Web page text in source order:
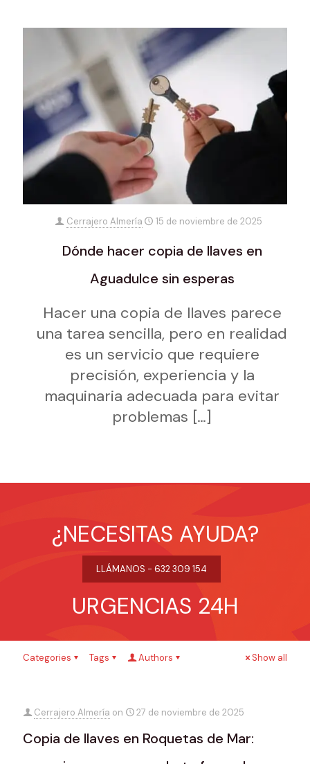
Cerrajero Almería 15 de noviembre de 2025
Dónde hacer copia de llaves en
Aguadulce sin esperas
Hacer una copia de llaves parece
una tarea sencilla, pero en realidad
es un servicio que requiere
precisión, experiencia y la
maquinaria adecuada para evitar
problemas […]
¿NECESITAS AYUDA?
LLÁMANOS - 632 309 154
URGENCIAS 24H
Categories Tags Authors Show all
Cerrajero Almería on 27 de noviembre de 2025
Copia de llaves en Roquetas de Mar: